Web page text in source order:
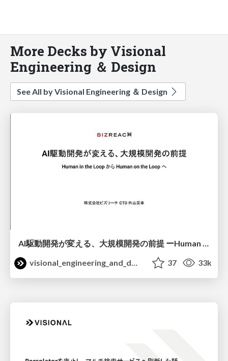
More Decks by Visional
Engineering ＆ Design
See All by Visional Engineering ＆ Design
AI駆動開発が変える、大規模開発の前提 ーHuman in the Loop から Human on the Loop へ / AIE2026
visional_engineering_and_design
37 33k